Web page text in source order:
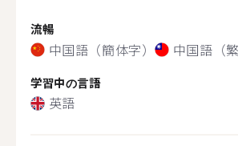
流暢
中国語（簡体字） 中国語（繁
学習中の言語
英語